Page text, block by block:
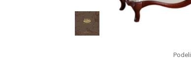
Podeli